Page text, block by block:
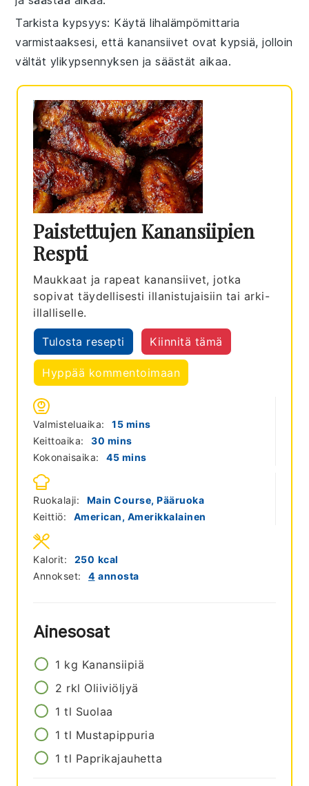
Tarkista kypsyys: Käytä lihalämpömittaria
varmistaaksesi, että kanansiivet ovat kypsiä, jolloin
vältät ylikypsennyksen ja säästät aikaa.
Paistettujen Kanansiipien
Respti
Maukkaat ja rapeat kanansiivet, jotka
sopivat täydellisesti illanistujaisiin tai arki-
illalliselle.
Tulosta resepti Kiinnitä tämä
Hyppää kommentoimaan
Valmisteluaika: 15minutes
mins
Keittoaika:
30 minutes
mins
Kokonaisaika:
45minutes
mins
Ruokalaji:
Main Course, Pääruoka
Keittiö:
American, Amerikkalainen
Annokset: 4 annosta
Kalorit: 250 kcal
Ainesosat
1 kg Kanansiipiä
2 rkl Oliiviöljyä
1 tl Suolaa
1 tl Mustapippuria
1 tl Paprikajauhetta